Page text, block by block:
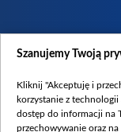
Szanujemy Twoją
Kliknij "Akceptuję i
korzystanie z
dostęp do informacji na
przechowywanie oraz